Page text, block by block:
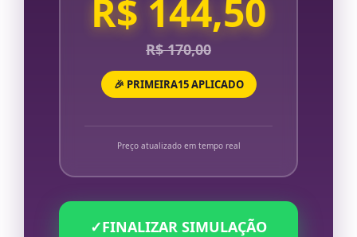
R$ 144,50
R$ 170,00
🎉 PRIMEIRA15 APLICADO
Preço atualizado em tempo real
✓FINALIZAR SIMULAÇÃO